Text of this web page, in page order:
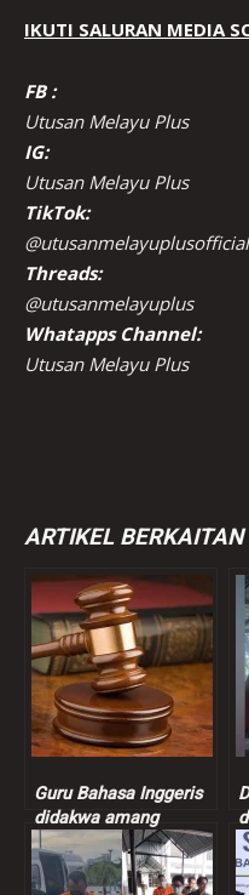
IKUTI SALURAN MEDIA
FB :
Utusan Melayu Plus
IG:
Utusan Melayu Plus
TikTok:
@utusanmelayuplusofficial
Threads:
@utusanmelayuplus
Whatapps Channel:
Utusan Melayu Plus
ARTIKEL BERKAITAN
Guru Bahasa Inggeris
didakwa amang
seksual murid
perempuan 9 tahun